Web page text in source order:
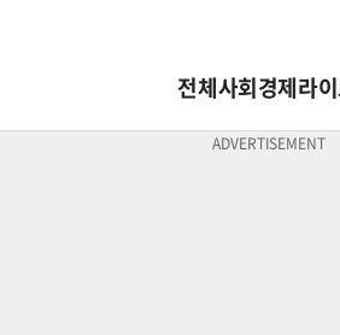
전체사회경제라